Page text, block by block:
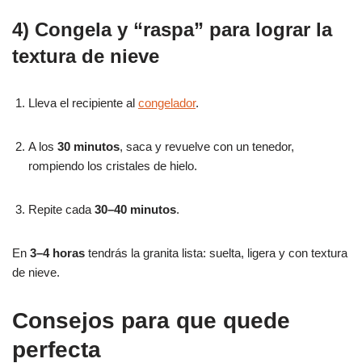
4) Congela y “raspa” para lograr la
textura de nieve
Lleva el recipiente al congelador.
A los 30 minutos, saca y revuelve con un tenedor,
rompiendo los cristales de hielo.
Repite cada 30–40 minutos.
En 3–4 horas tendrás la granita lista: suelta, ligera y con textura
de nieve.
Consejos para que quede
perfecta